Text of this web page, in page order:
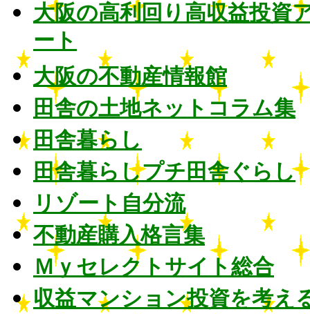
大阪の高利回り高収益投資
ート
大阪の不動産情報館
田舎の土地ネットコラム集
田舎暮らし
田舎暮らしプチ田舎ぐらし
リゾート自分流
不動産購入格言集
Ｍｙセレクトサイト総合
収益マンション投資を考え